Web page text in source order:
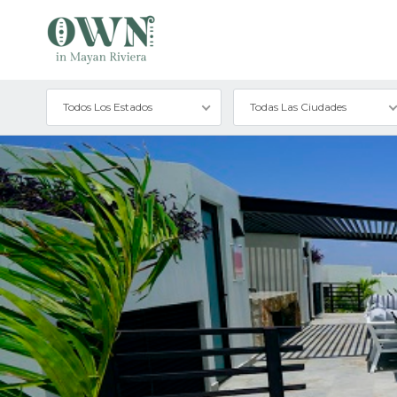
Todos Los Estados Todas Las Ciudades